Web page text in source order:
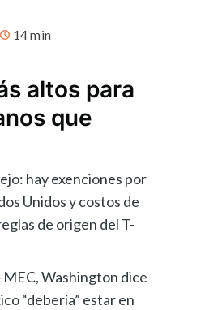
14 min
altos para
que
hay exenciones por
Unidos y costos de
de origen del T-
MEC, Washington dice
“debería” estar en